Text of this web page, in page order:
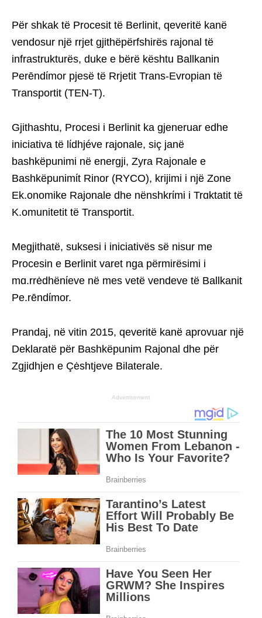
Për shkak të Procesit të Berlinit, qeveritë kanë
vendosur një rrjet gjithëpërfshirës rajonal të
infrastrukturës, duke e bërë kështu Ballkanin
Perēndίmor pjesë të Rrjetit Trans-Evropian të
Transportit (TEN-T).
Gjithashtu, Procesi i Berlinit ka gjeneruar edhe
iniciativa të lίdhjéve rajonale, siç janë
bashkëpunimi në energji, Zyra Rajonale e
Bashkëpunimίt Rinor (RYCO), krijimi i një Zone
Ek.onomike Rajonale dhe nënshkrίmi i Trɑktatit të
K.omunitetit të Transportit.
Megjithatë, suksesi i iniciativës së nisur me
Procesin e Berlinit varet nga përmirësimi i
mɑ.rrėdhënίeve në mes vetë vendeve të Ballkanit
Pe.rēndίmor.
Prandaj, në vitin 2015, qeveritë kanë aprovuar një
Deklaratë për Bashkëpunim Rajonal dhe për
Zgjidhjen e Çėshtjeve Bilaterale.
Advertisement